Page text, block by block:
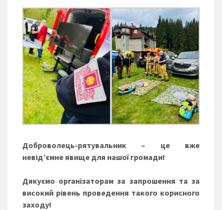
Доброволець-рятувальник – це вже
невід’ємне явище для нашої громади!
Дякуємо організаторам за запрошення та за
високий рівень проведення такого корисного
заходу!